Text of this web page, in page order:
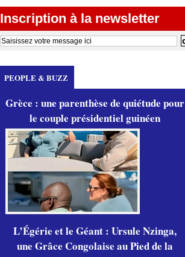
Inscription à la newsletter
PEOPLE & BUZZ
Grèce : une parenthèse de quiétude pour
le couple présidentiel guinéen
L’Égérie et le Géant : Ursule Nzinga,
une Grâce Congolaise au Pied de la